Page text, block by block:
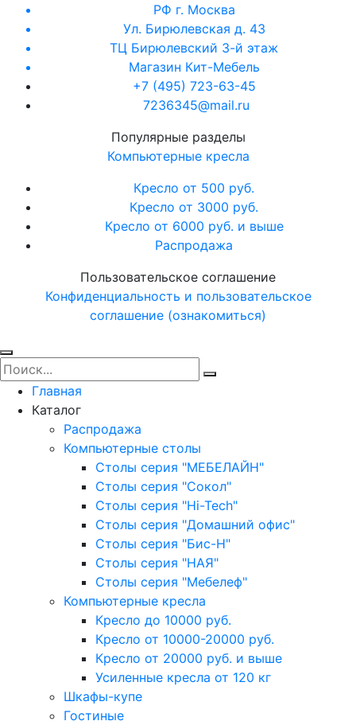
РФ г. Москва
Ул. Бирюлевская д. 43
ТЦ Бирюлевский 3-й этаж
Магазин Кит-Мебель
+7 (495) 723-63-45
7236345@mail.ru
Популярные разделы
Компьютерные кресла
Кресло от 500 руб.
Кресло от 3000 руб.
Кресло от 6000 руб. и выше
Распродажа
Пользовательское соглашение
Конфиденциальность и пользовательское
соглашение (ознакомиться)
Главная
Каталог
Распродажа
Компьютерные столы
Столы серия "МЕБЕЛАЙН"
Столы серия "Сокол"
Столы серия "Hi-Tech"
Столы серия "Домашний офис"
Столы серия "Бис-Н"
Столы серия "НАЯ"
Столы серия "Мебелеф"
Компьютерные кресла
Кресло до 10000 руб.
Кресло от 10000-20000 руб.
Кресло от 20000 руб. и выше
Усиленные кресла от 120 кг
Шкафы-купе
Гостиные